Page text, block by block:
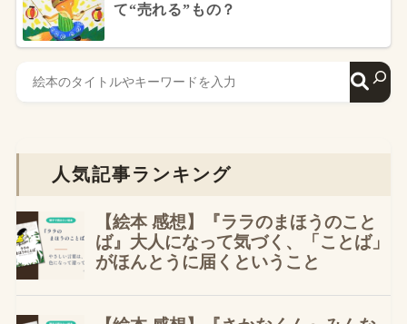
て“売れる”もの？
人気記事ランキング